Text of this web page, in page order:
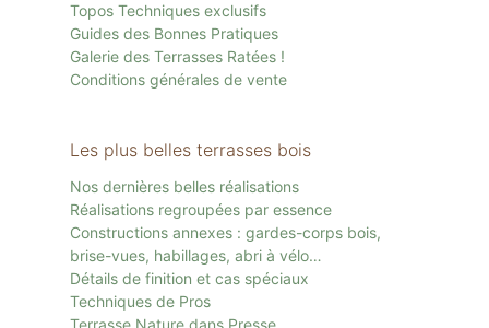
Topos Techniques exclusifs
Guides des Bonnes Pratiques
Galerie des Terrasses Ratées !
Conditions générales de vente
Les plus belles terrasses bois
Nos dernières belles réalisations
Réalisations regroupées par essence
Constructions annexes : gardes-corps bois,
brise-vues, habillages, abri à vélo…
Détails de finition et cas spéciaux
Techniques de Pros